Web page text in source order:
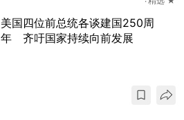
美国四位前总统各谈建国250周
年 齐吁国家持续向前发展